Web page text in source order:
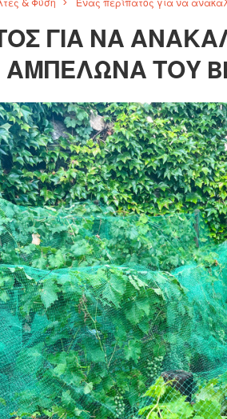
& Φύση Ένας περίπατος για να
ΓΙΑ ΝΑ
ΑΜΠΕΛΏΝΑ ΤΟΥ